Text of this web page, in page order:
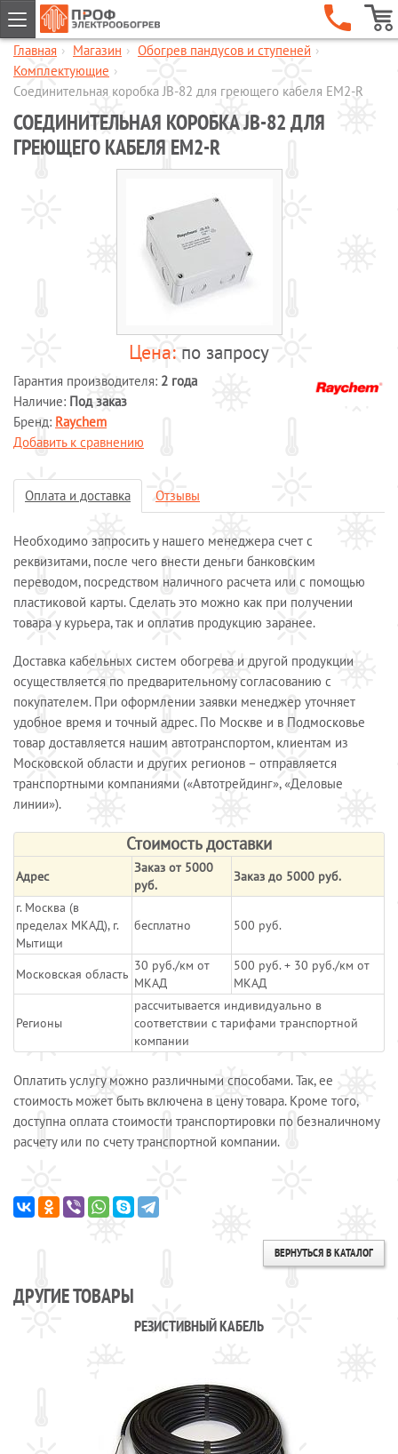
ГЛАВНАЯ
КОМПАНИЯ
УСЛУГИ
ОБЪЕКТЫ
Обогрев кровли и водостоков
Обогрев пандусов и ступеней
Готовые комплекты для обогрева
Обогрев бетона
Системы обогрева пола
Специальные кабели
Обогрев морозильных камер
Отопление и водоснабжение
ОПЛАТА И ДОСТАВКА
КАЛЬКУЛЯТОР
КОНТАКТЫ
Главная › Магазин › Обогрев пандусов и ступеней ›
Комплектующие ›
Соединительная коробка JB-82 для греющего кабеля EM2-R
СОЕДИНИТЕЛЬНАЯ КОРОБКА JB-82 ДЛЯ
ГРЕЮЩЕГО КАБЕЛЯ EM2-R
по запросу
Гарантия производителя: 2 года
Наличие: Под заказ
Бренд: Raychem
Добавить к сравнению
Оплата и доставка Отзывы
Необходимо запросить у нашего менеджера счет с
реквизитами, после чего внести деньги банковским
переводом, посредством наличного расчета или с помощью
пластиковой карты. Сделать это можно как при получении
товара у курьера, так и оплатив продукцию заранее.
Доставка кабельных систем обогрева и другой продукции
осуществляется по предварительному согласованию с
покупателем. При оформлении заявки менеджер уточняет
удобное время и точный адрес. По Москве и в Подмосковье
товар доставляется нашим автотранспортом, клиентам из
Московской области и других регионов – отправляется
транспортными компаниями («Автотрейдинг», «Деловые
линии»).
Стоимость доставки
Адрес
Заказ от 5000
руб.
Заказ до 5000 руб.
г. Москва (в
пределах МКАД), г.
Мытищи
бесплатно 500 руб.
Московская область
30 руб./км от
МКАД
500 руб. + 30 руб./км от
МКАД
Регионы
рассчитывается индивидуально в
соответствии с тарифами транспортной
компании
Оплатить услугу можно различными способами. Так, ее
стоимость может быть включена в цену товара. Кроме того,
доступна оплата стоимости транспортировки по безналичному
расчету или по счету транспортной компании.
ВЕРНУТЬСЯ В КАТАЛОГ
ДРУГИЕ ТОВАРЫ
РЕЗИСТИВНЫЙ КАБЕЛЬ